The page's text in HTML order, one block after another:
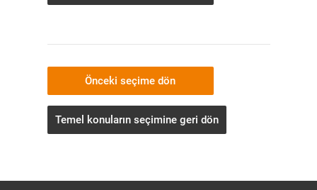
Önceki seçime dön
Temel konuların seçimine geri dön